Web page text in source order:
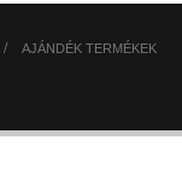
AJÁNDÉK TERMÉKEK